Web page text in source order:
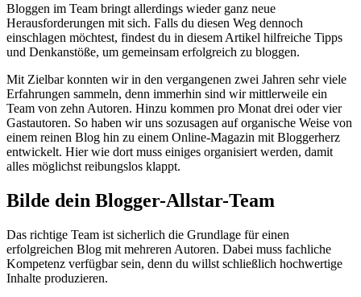
Bloggen im Team bringt allerdings wieder ganz neue
Herausforderungen mit sich. Falls du diesen Weg dennoch
einschlagen möchtest, findest du in diesem Artikel hilfreiche Tipps
und Denkanstöße, um gemeinsam erfolgreich zu bloggen.
Mit Zielbar konnten wir in den vergangenen zwei Jahren sehr viele
Erfahrungen sammeln, denn immerhin sind wir mittlerweile ein
Team von zehn Autoren. Hinzu kommen pro Monat drei oder vier
Gastautoren. So haben wir uns sozusagen auf organische Weise von
einem reinen Blog hin zu einem Online-Magazin mit Bloggerherz
entwickelt. Hier wie dort muss einiges organisiert werden, damit
alles möglichst reibungslos klappt.
Bilde dein Blogger-Allstar-Team
Das richtige Team ist sicherlich die Grundlage für einen
erfolgreichen Blog mit mehreren Autoren. Dabei muss fachliche
Kompetenz verfügbar sein, denn du willst schließlich hochwertige
Inhalte produzieren.